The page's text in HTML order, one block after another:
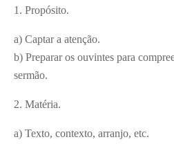
1. Propósito.
a) Captar a atenção.
b) Preparar os ouvintes para
sermão.
2. Matéria.
a) Texto, contexto, arranjo, etc.